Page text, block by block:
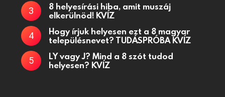
8 helyesírási hiba, amit muszáj
elkerülnöd! KVÍZ
Hogy írjuk helyesen ezt a 8 magyar
településnevet? TUDÁSPRÓBA KVÍZ
LY vagy J? Mind a 8 szót tudod
helyesen? KVÍZ